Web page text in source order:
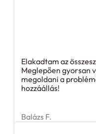
Meglepően gyorsan
megoldani a
hozzáállás!